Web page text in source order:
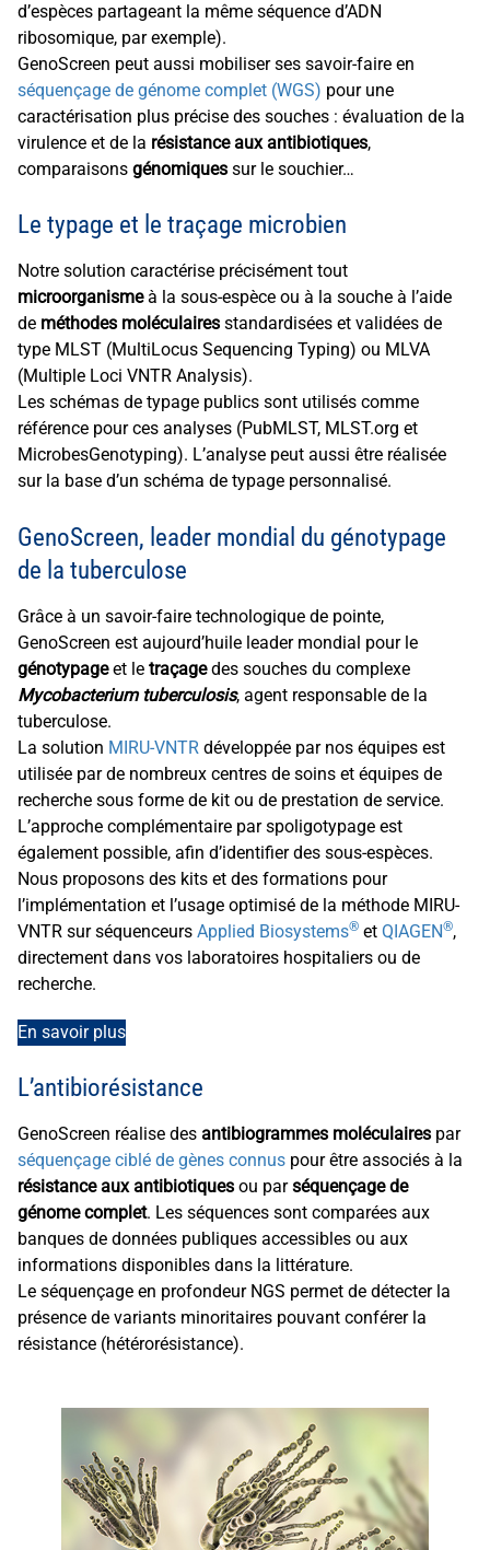
d’espèces partageant la même séquence d’ADN
ribosomique, par exemple).
GenoScreen peut aussi mobiliser ses savoir-faire en
séquençage de génome complet (WGS) pour une
caractérisation plus précise des souches : évaluation de la
virulence et de la résistance aux antibiotiques,
comparaisons génomiques sur le souchier…
Le typage et le traçage microbien
Notre solution caractérise précisément tout
microorganismeà la sous-espèce ou à la souche à l’aide
de méthodes moléculaires standardisées et validées de
type MLST (MultiLocus Sequencing Typing) ou MLVA
(Multiple Loci VNTR Analysis).
Les schémas de typage publics sont utilisés comme
référence pour ces analyses (PubMLST, MLST.org et
MicrobesGenotyping). L’analyse peut aussi être réalisée
sur la base d’un schéma de typage personnalisé.
GenoScreen, leader mondial du génotypage
de la tuberculose
Grâce à un savoir-faire technologique de pointe,
GenoScreen est aujourd’huile leader mondial pour le
génotypageet le traçagedes souches du complexe
Mycobacterium tuberculosis, agent responsable de la
tuberculose.
La solution MIRU-VNTR développée par nos équipes est
utilisée par de nombreux centres de soins et équipes de
recherche sous forme de kit ou de prestation de service.
L’approche complémentaire par spoligotypage est
également possible, afin d’identifier des sous-espèces.
Nous proposons des kits et des formations pour
l’implémentation et l’usage optimisé de la méthode MIRU-
VNTR sur séquenceurs Applied Biosystems® et QIAGEN®,
directement dans vos laboratoires hospitaliers ou de
recherche.
En savoir plus
L’antibiorésistance
GenoScreen réalise des antibiogrammes moléculaires par
séquençage ciblé de gènes connus pour être associés à la
résistance aux antibiotiques ou parséquençage de
génome complet. Les séquences sont comparées aux
banques de données publiques accessibles ou aux
informations disponibles dans la littérature.
Le séquençage en profondeur NGS permet de détecter la
présence de variants minoritaires pouvant conférer la
résistance (hétérorésistance).